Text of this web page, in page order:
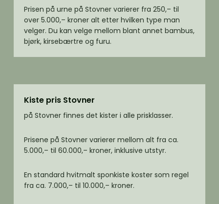
Prisen på urne på Stovner varierer fra 250,– til
over 5.000,– kroner alt etter hvilken type man
velger. Du kan velge mellom blant annet bambus,
bjørk, kirsebærtre og furu.
Kiste pris Stovner
på Stovner finnes det kister i alle prisklasser.
Prisene på Stovner varierer mellom alt fra ca.
5.000,– til 60.000,– kroner, inklusive utstyr.
En standard hvitmalt sponkiste koster som regel
fra ca. 7.000,– til 10.000,– kroner.